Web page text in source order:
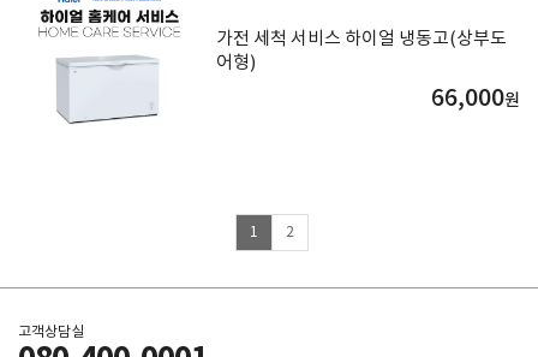
가전 세척 서비스 하이얼 냉동고(상부도
어형)
66,000원
1 2
고객상담실